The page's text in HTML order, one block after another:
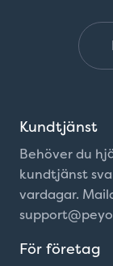
Kundtjänst
Behöver du
kundtjänst
vardagar.
För företag